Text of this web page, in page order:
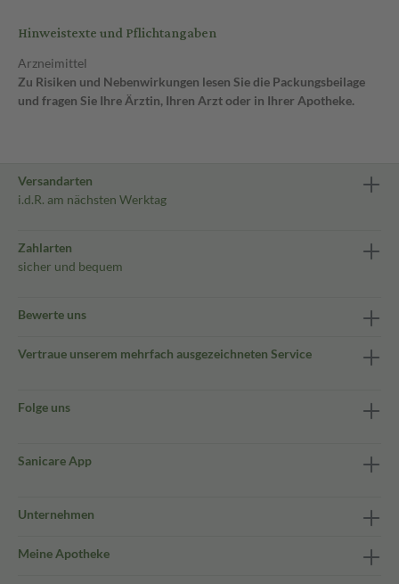
Hinweistexte und Pflichtangaben
Arzneimittel
Zu Risiken und Nebenwirkungen lesen Sie die Packungsbeilage
und fragen Sie Ihre Ärztin, Ihren Arzt oder in Ihrer Apotheke.
Versandarten
i.d.R. am nächsten Werktag
Zahlarten
sicher und bequem
Bewerte uns
Vertraue unserem mehrfach ausgezeichneten Service
Folge uns
Sanicare App
Unternehmen
Meine Apotheke